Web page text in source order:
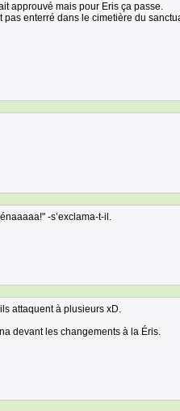
approuvé mais pour Eris ça passe.
enterré dans le cimetière du
-s’exclama-t-il.
attaquent à plusieurs xD.
devant les changements à la Éris.